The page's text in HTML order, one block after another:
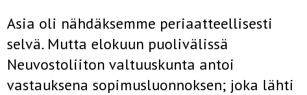
Asia oli nähdäksemme periaatteellisesti
selvä. Mutta elokuun puoli­välissä
Neuvostoliiton valtuuskunta antoi
vastauksena sopimusluonnoksen; joka lähti